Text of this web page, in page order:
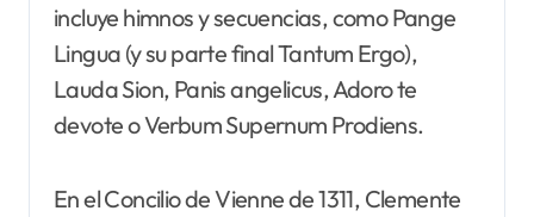
incluye himnos y secuencias, como Pange
Lingua (y su parte final Tantum Ergo),
Lauda Sion, Panis angelicus, Adoro te
devote o Verbum Supernum Prodiens.
En el Concilio de Vienne de 1311, Clemente